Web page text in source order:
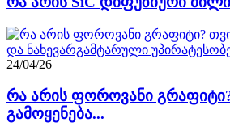
24/04/26
რა არის ფოროვანი გრაფიტი?
გამოყენება...